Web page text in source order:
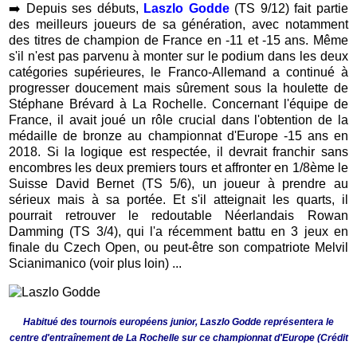
➡️ Depuis ses débuts, Laszlo Godde(TS 9/12) fait partie
des meilleurs joueurs de sa génération, avec notamment
des titres de champion de France en -11 et -15 ans. Même
s'il n'est pas parvenu à monter sur le podium dans les deux
catégories supérieures, le Franco-Allemand a continué à
progresser doucement mais sûrement sous la houlette de
Stéphane Brévard à La Rochelle. Concernant l'équipe de
France, il avait joué un rôle crucial dans l'obtention de la
médaille de bronze au championnat d'Europe -15 ans en
2018. Si la logique est respectée, il devrait franchir sans
encombres les deux premiers tours et affronter en 1/8ème le
Suisse David Bernet (TS 5/6), un joueur à prendre au
sérieux mais à sa portée. Et s'il atteignait les quarts, il
pourrait retrouver le redoutable Néerlandais Rowan
Damming (TS 3/4), qui l'a récemment battu en 3 jeux en
finale du Czech Open, ou peut-être son compatriote Melvil
Scianimanico (voir plus loin) ...
Habitué des tournois européens junior, Laszlo Godde représentera le
centre d'entraînement de La Rochelle sur ce championnat d'Europe (Crédit